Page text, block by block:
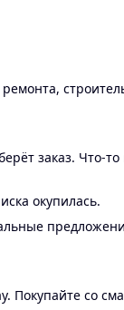
заказ. Что-
окупилась.
Покупайте со